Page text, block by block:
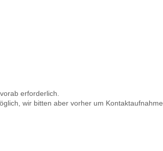
erforderlich.
wir bitten aber vorher um Kontaktaufnahme.